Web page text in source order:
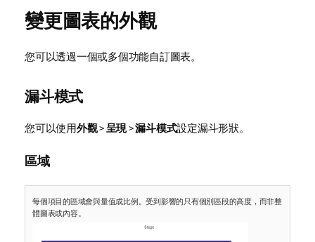
變更圖表的外觀
您可以透過一個或多個功能自訂圖表。
漏斗模式
您可以使用外觀> 呈現>漏斗模式設定漏斗形狀。
區域
每個項目的區域會與量值成比例。受到影響的只有個別區段的高度，而非整
體圖表或內容。